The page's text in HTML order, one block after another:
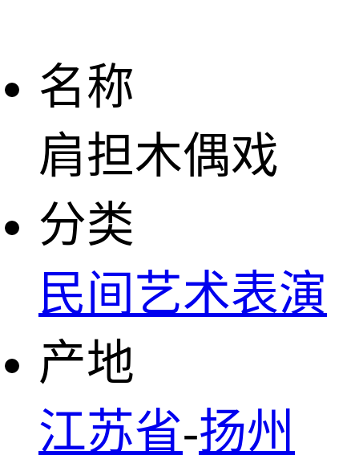
名称
肩担木偶戏
分类
民间艺术表演
产地
江苏省-扬州